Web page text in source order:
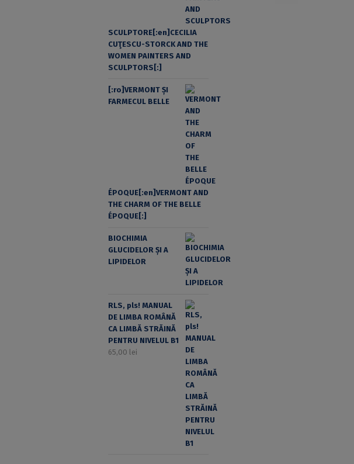
SCULPTORE[:en]CECILIA
CUŢESCU-STORCK AND THE
WOMEN PAINTERS AND
SCULPTORS[:]
[:ro]VERMONT ȘI
FARMECUL BELLE
ÉPOQUE[:en]VERMONT AND
THE CHARM OF THE BELLE
ÉPOQUE[:]
BIOCHIMIA
GLUCIDELOR ȘI A
LIPIDELOR
RLS, pls! MANUAL
DE LIMBA ROMÂNĂ
CA LIMBĂ STRĂINĂ
PENTRU NIVELUL B1
65,00 lei